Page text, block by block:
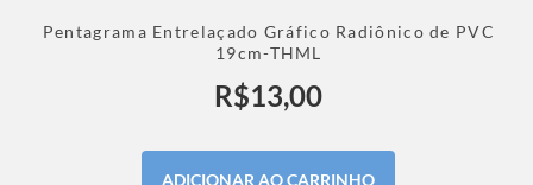
Pentagrama Entrelaçado Gráfico Radiônico de PVC
19cm-THML
R$13,00
ADICIONAR AO CARRINHO